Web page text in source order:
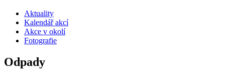
Aktuality
Kalendář akcí
Akce v okolí
Fotografie
Odpady